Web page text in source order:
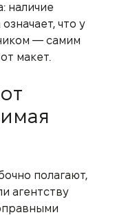
наличие
что у
— самим
макет.
полагают,
агентству